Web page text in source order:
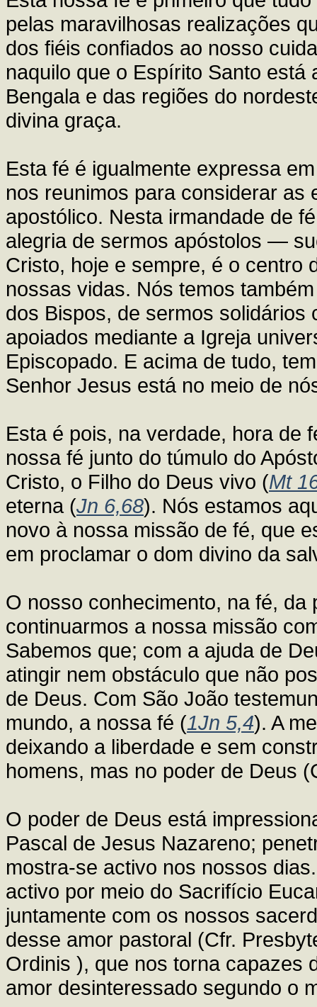
pelas maravilhosas realizações
dos fiéis confiados ao nosso
naquilo que o Espírito Santo
Bengala e das regiões do
divina graça.
Esta fé é igualmente expressa
nos reunimos para considerar as
apostólico. Nesta irmandade de
alegria de sermos apóstolos —
Cristo, hoje e sempre, é o centro
nossas vidas. Nós temos
dos Bispos, de sermos
apoiados mediante a Igreja
Episcopado. E acima de tudo,
Senhor Jesus está no meio de
Esta é pois, na verdade, hora
nossa fé junto do túmulo do
Cristo, o Filho do Deus vivo (Mt
eterna (Jn 6,68). Nós estamos
novo à nossa missão de fé, que
em proclamar o dom divino da
O nosso conhecimento, na fé,
continuarmos a nossa missão
Sabemos que; com a ajuda de
atingir nem obstáculo que não
de Deus. Com São João
mundo, a nossa fé (1Jn 5,4). A
deixando a liberdade e sem
homens, mas no poder de Deus
O poder de Deus está
Pascal de Jesus Nazareno;
mostra-se activo nos nossos
activo por meio do Sacrifício
juntamente com os nossos
desse amor pastoral (Cfr.
Ordinis ), que nos torna capazes
amor desinteressado segundo o